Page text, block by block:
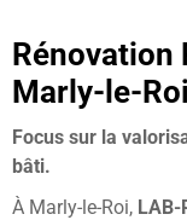
Rénovation
Marly-le-
Focus sur la
bâti.
À Marly-le-Roi, LAB-